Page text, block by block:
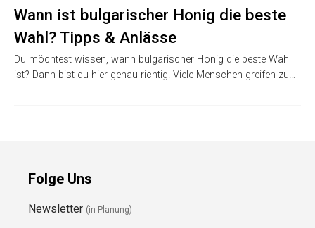
Wann ist bulgarischer Honig die beste
Wahl? Tipps & Anlässe
Du möchtest wissen, wann bulgarischer Honig die beste Wahl
ist? Dann bist du hier genau richtig! Viele Menschen greifen zu…
Folge Uns
Newsletter (in Planung)